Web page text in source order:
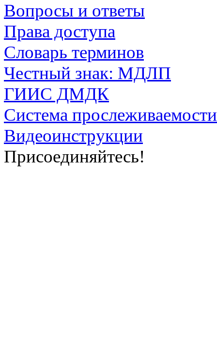
Вопросы и ответы
Права доступа
Словарь терминов
Честный знак: МДЛП
ГИИС ДМДК
Система прослеживаемости
Видеоинструкции
Присоединяйтесь!